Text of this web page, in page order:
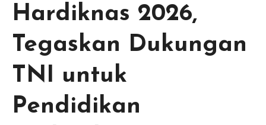
Hardiknas 2026,
Tegaskan Dukungan
TNI untuk
Pendidikan